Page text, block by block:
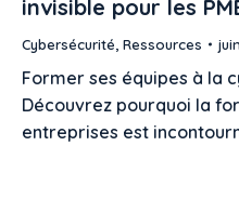
invisible pour les
Cybersécurité, Ressources
Former ses équipes à la
Découvrez pourquoi la
entreprises est